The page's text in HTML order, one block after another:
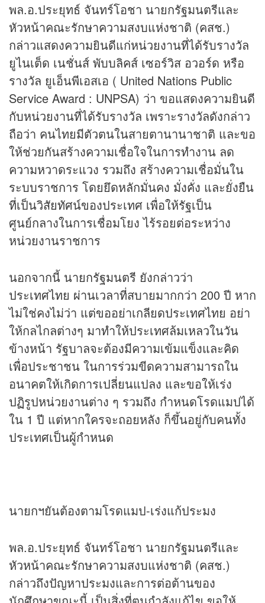
พล.อ.ประยุทธ์ จันทร์โอชา นายกรัฐมนตรีและ
หัวหน้าคณะรักษาความสงบแห่งชาติ (คสช.)
กล่าวแสดงความยินดีแก่หน่วยงานที่ได้รับรางวัล
ยูไนเต็ด เนชั่นส์ พับบลิคส์ เซอร์วิส อวอร์ด หรือ
รางวัล ยูเอ็นพีเอสเอ ( United Nations Public
Service Award : UNPSA) ว่า ขอแสดงความยินดี
กับหน่วยงานที่ได้รับรางวัล เพราะรางวัลดังกล่าว
ถือว่า คนไทยมีตัวตนในสายตานานาชาติ และขอ
ให้ช่วยกันสร้างความเชื่อใจในการทำงาน ลด
ความหวาดระแวง รวมถึง สร้างความเชื่อมั่นใน
ระบบราชการ โดยยึดหลักมั่นคง มั่งคั่ง และยั่งยืน
ที่เป็นวิสัยทัศน์ของประเทศ เพื่อให้รัฐเป็น
ศูนย์กลางในการเชื่อมโยง ไร้รอยต่อระหว่าง
หน่วยงานราชการ
นอกจากนี้ นายกรัฐมนตรี ยังกล่าวว่า
ประเทศไทย ผ่านเวลาที่สบายมากกว่า 200 ปี หาก
ไม่ใช่คงไม่ว่า แต่ขออย่าเกลียดประเทศไทย อย่า
ให้กลไกลต่างๆ มาทำให้ประเทศล้มเหลวในวัน
ข้างหน้า รัฐบาลจะต้องมีความเข้มแข็งและคิด
เพื่อประชาชน ในการร่วมขีดความสามารถใน
อนาคตให้เกิดการเปลี่ยนแปลง และขอให้เร่ง
ปฏิรูปหน่วยงานต่าง ๆ รวมถึง กำหนดโรดแมปได้
ใน 1 ปี แต่หากใครจะถอยหลัง ก็ขึ้นอยู่กับคนทั้ง
ประเทศเป็นผู้กำหนด
นายกฯยันต้องตามโรดแมป-เร่งแก้ประมง
พล.อ.ประยุทธ์ จันทร์โอชา นายกรัฐมนตรีและ
หัวหน้าคณะรักษาความสงบแห่งชาติ (คสช.)
กล่าวถึงปัญหาประมงและการต่อต้านของ